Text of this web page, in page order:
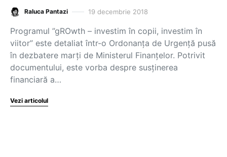
Raluca Pantazi 19 decembrie 2018
Programul ”gROwth – investim în copii, investim în
viitor” este detaliat într-o Ordonanța de Urgență pusă
în dezbatere marți de Ministerul Finanțelor. Potrivit
documentului, este vorba despre susţinerea
financiară a…
Vezi articolul